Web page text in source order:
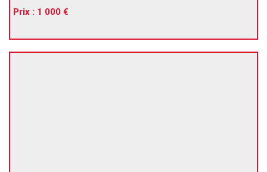
Prix : 1 000 €